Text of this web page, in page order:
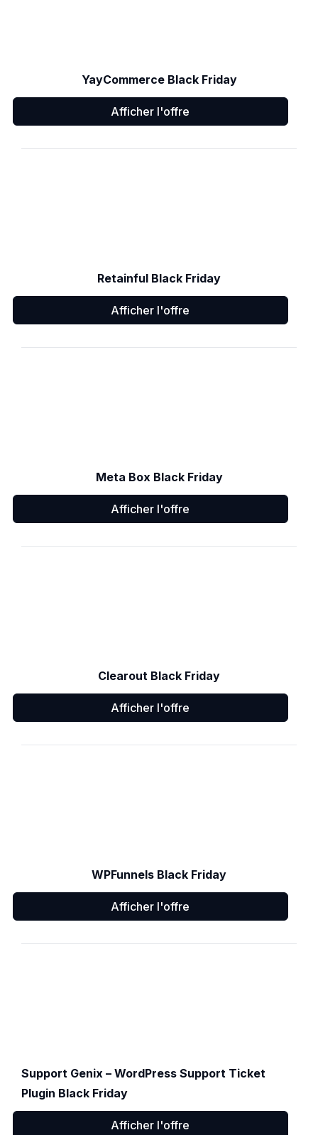
YayCommerce Black Friday
Afficher l'offre
Retainful Black Friday
Afficher l'offre
Meta Box Black Friday
Afficher l'offre
Clearout Black Friday
Afficher l'offre
WPFunnels Black Friday
Afficher l'offre
Support Genix – WordPress Support Ticket
Plugin Black Friday
Afficher l'offre